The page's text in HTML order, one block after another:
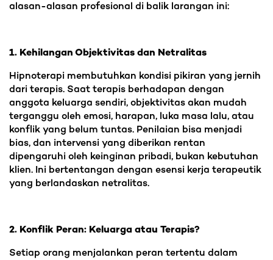
alasan-alasan profesional di balik larangan ini:
1. Kehilangan Objektivitas dan Netralitas
Hipnoterapi membutuhkan kondisi pikiran yang jernih
dari terapis. Saat terapis berhadapan dengan
anggota keluarga sendiri, objektivitas akan mudah
terganggu oleh emosi, harapan, luka masa lalu, atau
konflik yang belum tuntas. Penilaian bisa menjadi
bias, dan intervensi yang diberikan rentan
dipengaruhi oleh keinginan pribadi, bukan kebutuhan
klien. Ini bertentangan dengan esensi kerja terapeutik
yang berlandaskan netralitas.
2. Konflik Peran: Keluarga atau Terapis?
Setiap orang menjalankan peran tertentu dalam